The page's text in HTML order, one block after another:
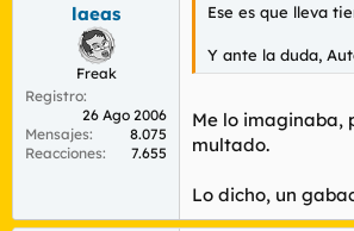
laeas
Freak
Registro
26 Ago 2006
Mensajes
8.075
Reacciones
7.655
Ese es que lleva
Y ante la duda,
Me lo imaginaba,
multado.
Lo dicho, un